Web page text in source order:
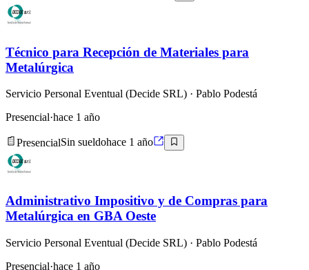
Técnico para Recepción de Materiales para
Metalúrgica
Servicio Personal Eventual (Decide SRL) · Pablo Podestá
Presencial·hace 1 año
PresencialSin sueldohace 1 año
Administrativo Impositivo y de Compras para
Metalúrgica en GBA Oeste
Servicio Personal Eventual (Decide SRL) · Pablo Podestá
Presencial·hace 1 año